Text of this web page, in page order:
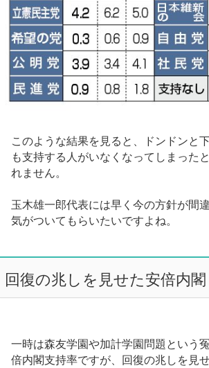
このような結果を見ると、ドンドンと
も支持する人がいなくなってしまった
れません。
玉木雄一郎代表には早く今の方針が間
気がついてもらいたいですよね。
回復の兆しを見せた安倍内閣
一時は森友学園や加計学園問題という
倍内閣支持率ですが、回復の兆しを見